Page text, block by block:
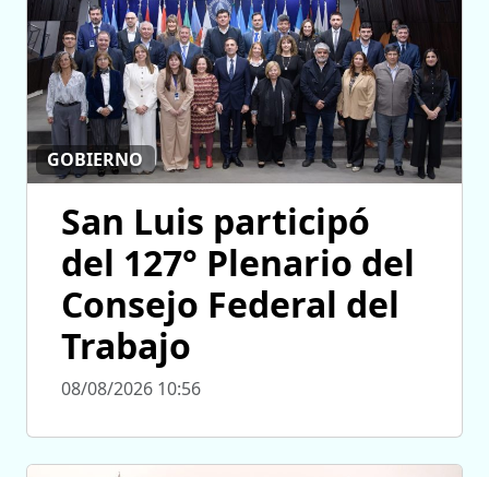
GOBIERNO
San Luis participó
del 127° Plenario del
Consejo Federal del
Trabajo
08/08/2026 10:56